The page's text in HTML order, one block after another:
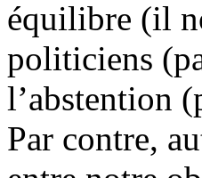
équilibre (il
politiciens
l’abstention
Par contre,